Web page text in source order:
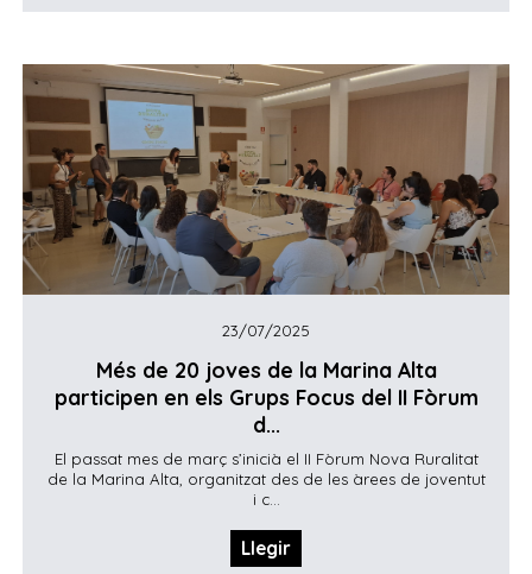
23/07/2025
Més de 20 joves de la Marina Alta
participen en els Grups Focus del II Fòrum
d...
El passat mes de març s’inicià el II Fòrum Nova Ruralitat
de la Marina Alta, organitzat des de les àrees de joventut
i c...
Llegir